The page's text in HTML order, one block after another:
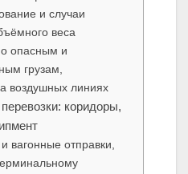
и случаи
веса
опасным и
грузам,
воздушных линиях
коридоры,
вагонные отправки,